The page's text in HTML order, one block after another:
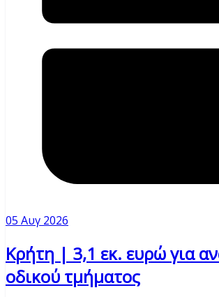
05 Αυγ 2026
Κρήτη | 3,1 εκ. ευρώ για
οδικού τμήματος